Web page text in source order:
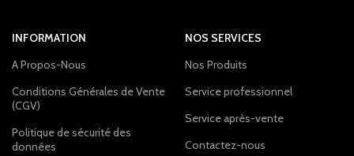
INFORMATION
A Propos-Nous
Conditions Générales de Vente
(CGV)
Politique de sécurité des
données
NOS SERVICES
Nos Produits
Service professionnel
Service après-vente
Contactez-nous